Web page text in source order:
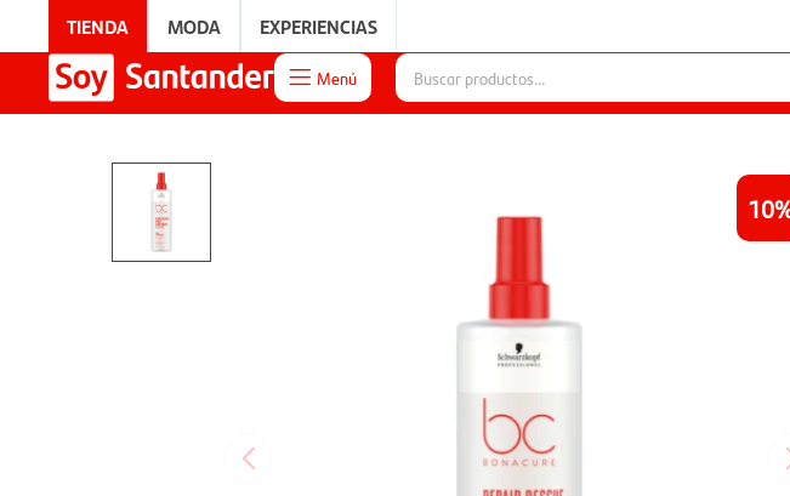
TIENDA MODA EXPERIENCIAS
 Menú
10